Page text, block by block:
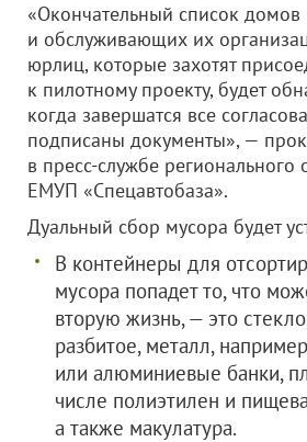
«Окончательный список домов
и обслуживающих их
юрлиц, которые захотят
к пилотному проекту, будет
когда завершатся все
подписаны документы», —
в пресс-службе регионального
ЕМУП «Спецавтобаза».
Дуальный сбор мусора будет
В контейнеры для
мусора попадет то, что
вторую жизнь, — это
разбитое, металл,
или алюминиевые банки,
числе полиэтилен и
а также макулатура.